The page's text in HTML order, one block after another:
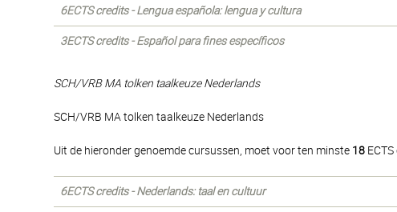
6ECTS credits - Lengua española: lengua y cultura
3ECTS credits - Español para fines específicos
SCH/VRB MA tolken taalkeuze Nederlands
SCH/VRB MA tolken taalkeuze Nederlands
Uit de hieronder genoemde cursussen, moet voor ten minste 18
6ECTS credits - Nederlands: taal en cultuur